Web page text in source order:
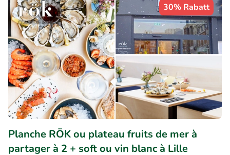
30% Rabatt
Planche RÖK ou plateau fruits de mer à
partager à 2 + soft ou vin blanc à Lille